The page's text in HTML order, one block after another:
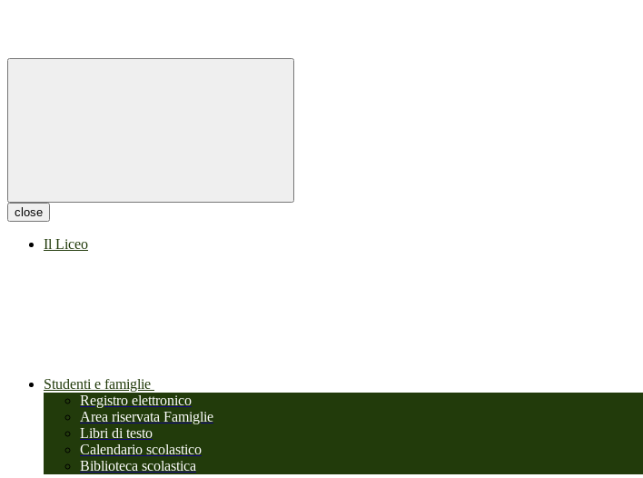
close
Il Liceo
Studenti e famiglie
Registro elettronico
Area riservata Famiglie
Libri di testo
Calendario scolastico
Biblioteca scolastica